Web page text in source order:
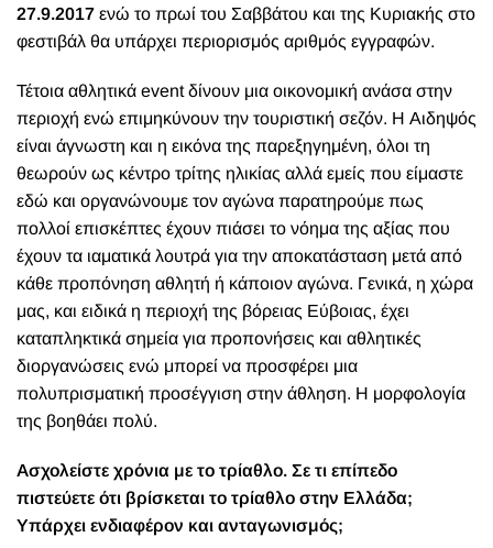
27.9.2017 ενώ το πρωί του Σαββάτου και της Κυριακής στο
φεστιβάλ θα υπάρχει περιορισμός αριθμός εγγραφών.
Τέτοια αθλητικά event δίνουν μια οικονομική ανάσα στην
περιοχή ενώ επιμηκύνουν την τουριστική σεζόν. Η Αιδηψός
είναι άγνωστη και η εικόνα της παρεξηγημένη, όλοι τη
θεωρούν ως κέντρο τρίτης ηλικίας αλλά εμείς που είμαστε
εδώ και οργανώνουμε τον αγώνα παρατηρούμε πως
πολλοί επισκέπτες έχουν πιάσει το νόημα της αξίας που
έχουν τα ιαματικά λουτρά για την αποκατάσταση μετά από
κάθε προπόνηση αθλητή ή κάποιον αγώνα. Γενικά, η χώρα
μας, και ειδικά η περιοχή της βόρειας Εύβοιας, έχει
καταπληκτικά σημεία για προπονήσεις και αθλητικές
διοργανώσεις ενώ μπορεί να προσφέρει μια
πολυπρισματική προσέγγιση στην άθληση. Η μορφολογία
της βοηθάει πολύ.
Ασχολείστε χρόνια με το τρίαθλο. Σε τι επίπεδο
πιστεύετε ότι βρίσκεται το τρίαθλο στην Ελλάδα;
Υπάρχει ενδιαφέρον και ανταγωνισμός;